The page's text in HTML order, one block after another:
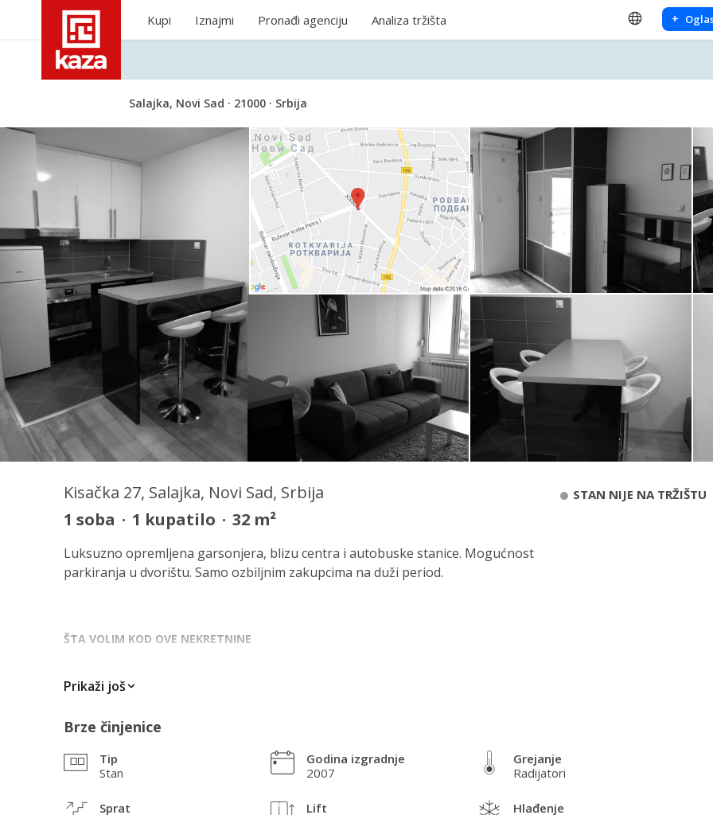
Kupi Iznajmi Pronađi agenciju Analiza tržišta +
Salajka, Novi Sad · 21000 · Srbija
Kisačka 27, Salajka, Novi Sad, Srbija
1 soba · 1 kupatilo · 32 m²
Luksuzno opremljena garsonjera, blizu centra i autobuske stanice. Mogućnost
parkiranja u dvorištu. Samo ozbiljnim zakupcima na duži period.
ŠTA VOLIM KOD OVE NEKRETNINE
Prikaži još
STAN NIJE NA TRŽIŠTU
Brze činjenice
Tip
Stan
Sprat
Godina izgradnje
2007
Lift
Grejanje
Radijatori
Hlađenje